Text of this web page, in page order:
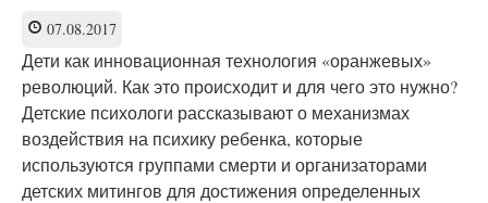
протеста?
07.08.2017
Дети как инновационная технология «оранжевых»
революций. Как это происходит и для чего это нужно?
Детские психологи рассказывают о механизмах
воздействия на психику ребенка, которые
используются группами смерти и организаторами
детских митингов для достижения определенных